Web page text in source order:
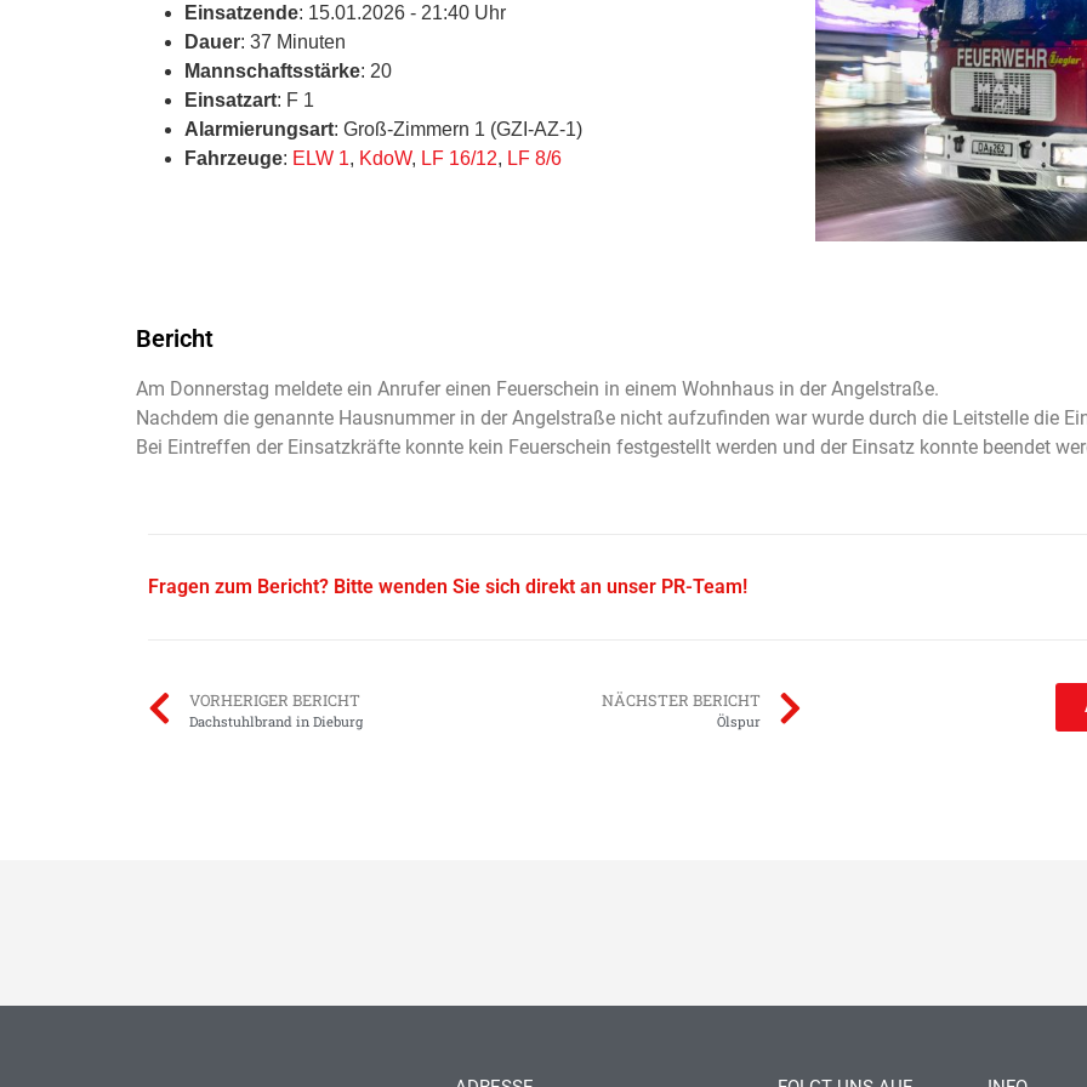
Einsatzende: 15.01.2026 - 21:40 Uhr
Dauer: 37 Minuten
Mannschaftsstärke: 20
Einsatzart: F 1
Alarmierungsart: Groß-Zimmern 1 (GZI-AZ-1)
Fahrzeuge: ELW 1, KdoW, LF 16/12, LF 8/6
Bericht
Am Donnerstag meldete ein Anrufer einen Feuerschein in einem Wohnhaus in der Angelstraße.
Nachdem die genannte Hausnummer in der Angelstraße nicht aufzufinden war wurde durch die Leitstelle die
Bei Eintreffen der Einsatzkräfte konnte kein Feuerschein festgestellt werden und der Einsatz konnte beendet
Fragen zum Bericht? Bitte wenden Sie sich direkt an unser PR-Team!
VORHERIGER BERICHT
Dachstuhlbrand in Dieburg
NÄCHSTER BERICHT
Ölspur